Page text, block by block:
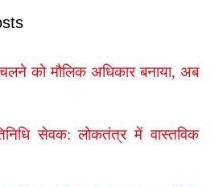
को मौलिक अधिकार बनाया, अब
सेवक: लोकतंत्र में वास्तविक